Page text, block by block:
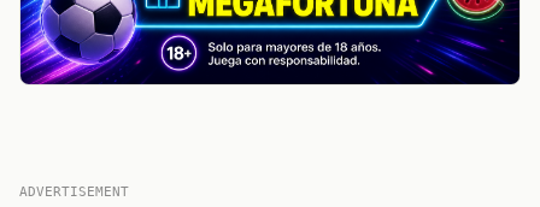
ADVERTISEMENT